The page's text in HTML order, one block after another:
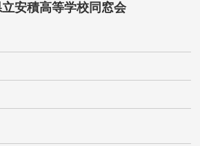
安積高等学校同窓会